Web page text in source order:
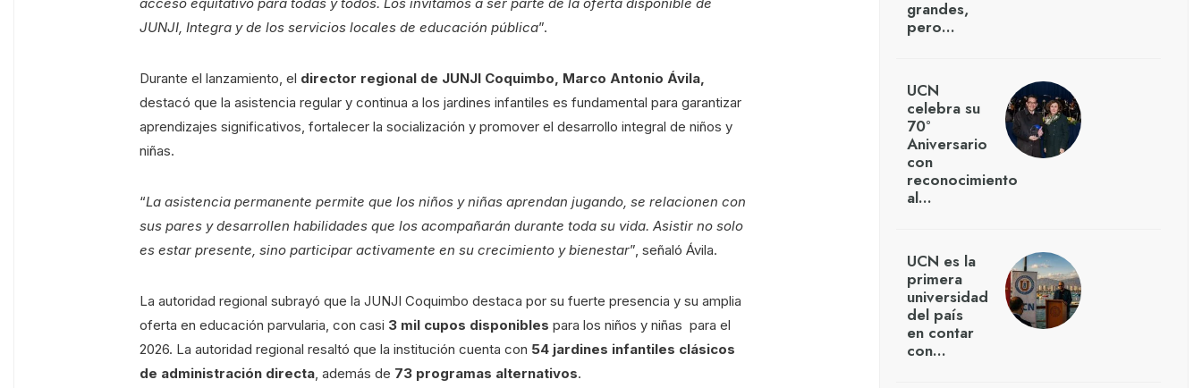
acceso equitativo para todas y todos. Los invitamos a ser parte de la oferta disponible de
JUNJI, Integra y de los servicios locales de educación pública”.
Durante el lanzamiento, el director regional de JUNJI Coquimbo, Marco Antonio Ávila,
destacó que la asistencia regular y continua a los jardines infantiles es fundamental para garantizar
aprendizajes significativos, fortalecer la socialización y promover el desarrollo integral de niños y
niñas.
“La asistencia permanente permite que los niños y niñas aprendan jugando, se relacionen con
sus pares y desarrollen habilidades que los acompañarán durante toda su vida. Asistir no solo
es estar presente, sino participar activamente en su crecimiento y bienestar”, señaló Ávila.
La autoridad regional subrayó que la JUNJI Coquimbo destaca por su fuerte presencia y su amplia
oferta en educación parvularia, con casi 3 mil cupos disponibles para los niños y niñas para el
2026. La autoridad regional resaltó que la institución cuenta con 54 jardines infantiles clásicos
de administración directa, además de 73 programas alternativos.
grandes,
pero…
UCN
celebra su
70°
Aniversario
con
reconocimiento
al…
UCN es la
primera
universidad
del país
en contar
con…